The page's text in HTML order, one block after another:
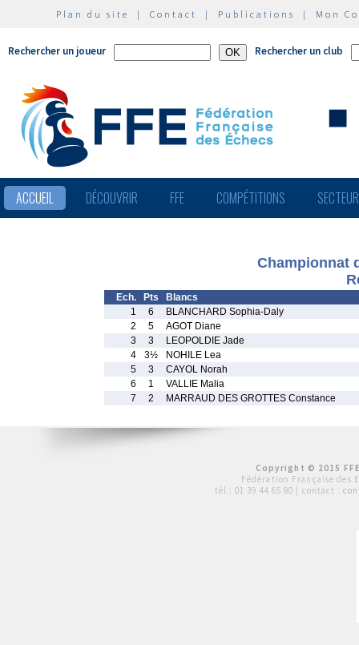
Plan du site | Contact | Publications | Mon
Rechercher un joueur Rechercher un club
ACCUEIL DÉCOUVRIR FFE COMPÉTITIONS
Championnat
Ech. Pts
Blancs
1
6
BLANCHARD Sophia-Daly
2
5
AGOT Diane
3
3
LEOPOLDIE Jade
4
3½
NOHILE Lea
5
3
CAYOL Norah
6
1
VALLIE Malia
7
2 MARRAUD DES GROTTES Constance
Copyright © 2015
Fédération Française des
tél : 01 39 44 65 80 | contact :